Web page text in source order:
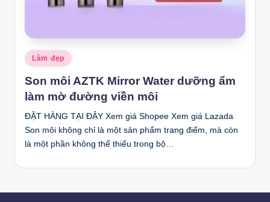
Posted
in
Làm đẹp
Son môi AZTK Mirror Water dưỡng ẩm
làm mờ đường viền môi
ĐẶT HÀNG TẠI ĐÂY Xem giá Shopee Xem giá Lazada
Son môi không chỉ là một sản phẩm trang điểm, mà còn
là một phần không thể thiếu trong bộ…